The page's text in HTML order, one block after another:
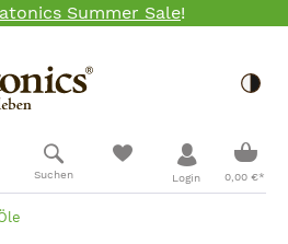
Summer Sale!
Suchen Login 0,00 €*